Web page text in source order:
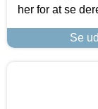
her for at se
Se